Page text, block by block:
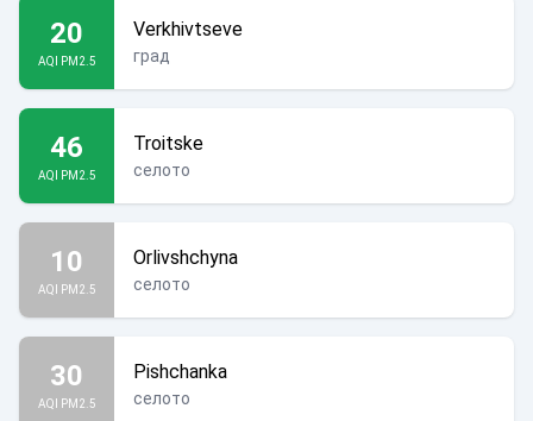
20
AQI PM2.5
Verkhivtseve
град
46
AQI PM2.5
Troitske
селото
10
AQI PM2.5
Orlivshchyna
селото
30
AQI PM2.5
Pishchanka
селото